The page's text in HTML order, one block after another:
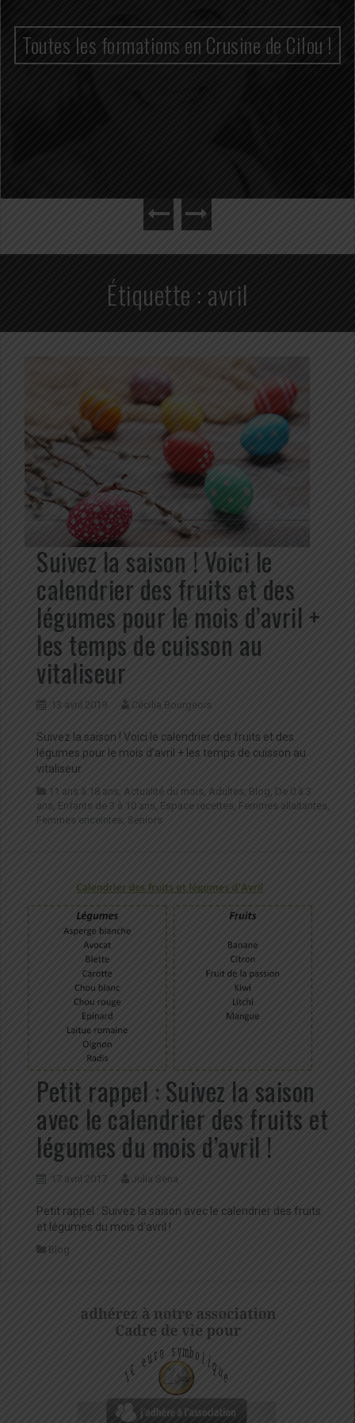
Toutes les formations en Crusine de Cilou !
Étiquette : avril
Suivez la saison ! Voici le
calendrier des fruits et des
légumes pour le mois d’avril +
les temps de cuisson au
vitaliseur
13 avril 2019 Cécilia Bourgeois
Suivez la saison ! Voici le calendrier des fruits et des
légumes pour le mois d’avril + les temps de cuisson au
vitaliseur
11 ans à 18 ans Actualité du mois Adultes Blog
De 0 à 3
ans
Enfants de 3 à 10 ans Espace recettes Femmes allaitantes
Femmes enceintes Seniors
Petit rappel : Suivez la saison
avec le calendrier des fruits et
légumes du mois d’avril !
17 avril 2017 Julia Sena
Petit rappel : Suivez la saison avec le calendrier des fruits
et légumes du mois d’avril !
Blog